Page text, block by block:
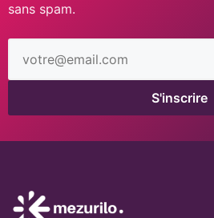
sans spam.
email
S'inscrire